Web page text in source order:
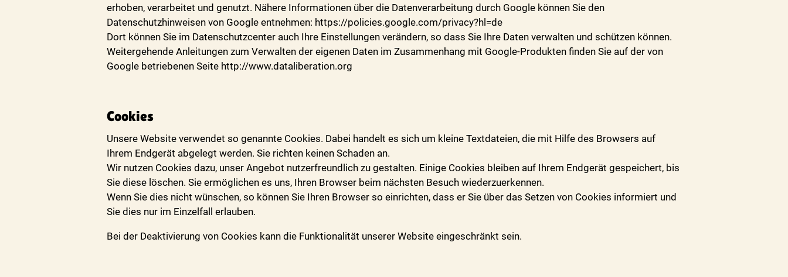
erhoben, verarbeitet und genutzt. Nähere Informationen über die Datenverarbeitung durch Google können Sie den
Datenschutzhinweisen von Google entnehmen: https://policies.google.com/privacy?hl=de
Dort können Sie im Datenschutzcenter auch Ihre Einstellungen verändern, so dass Sie Ihre Daten verwalten und schützen können.
Weitergehende Anleitungen zum Verwalten der eigenen Daten im Zusammenhang mit Google-Produkten finden Sie auf der von
Google betriebenen Seite http://www.dataliberation.org
Cookies
Unsere Website verwendet so genannte Cookies. Dabei handelt es sich um kleine Textdateien, die mit Hilfe des Browsers auf
Ihrem Endgerät abgelegt werden. Sie richten keinen Schaden an.
Wir nutzen Cookies dazu, unser Angebot nutzerfreundlich zu gestalten. Einige Cookies bleiben auf Ihrem Endgerät gespeichert, bis
Sie diese löschen. Sie ermöglichen es uns, Ihren Browser beim nächsten Besuch wiederzuerkennen.
Wenn Sie dies nicht wünschen, so können Sie Ihren Browser so einrichten, dass er Sie über das Setzen von Cookies informiert und
Sie dies nur im Einzelfall erlauben.
Bei der Deaktivierung von Cookies kann die Funktionalität unserer Website eingeschränkt sein.